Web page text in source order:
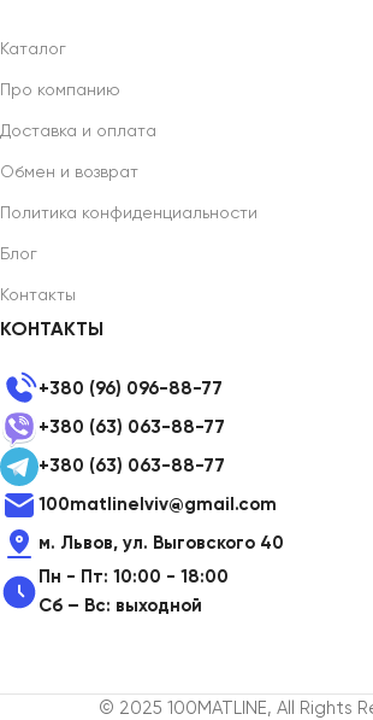
Каталог
Про компанию
Доставка и оплата
Обмен и возврат
Политика конфиденциальности
Блог
Контакты
КОНТАКТЫ
+380 (96) 096-88-77
+380 (63) 063-88-77
+380 (63) 063-88-77
100matlinelviv@gmail.com
м. Львов, ул. Выговского 40
Пн - Пт: 10:00 - 18:00
Сб – Вс: выходной
© 2025 100MATLINE, All Rights